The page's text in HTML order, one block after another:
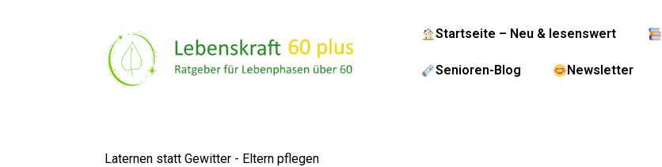
Startseite – Neu & lesenswert
Senioren-Blog Newsletter
Laternen statt Gewitter - Eltern pflegen